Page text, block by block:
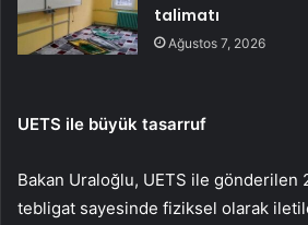
talimatı
Ağustos 7, 2026
UETS ile büyük tasarruf
Bakan Uraloğlu, UETS ile
tebligat sayesinde fiziksel olarak